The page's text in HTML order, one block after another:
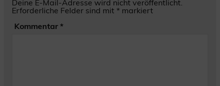
Deine E-Mail-Adresse wird nicht veröffentlicht.
Erforderliche Felder sind mit * markiert
Kommentar *